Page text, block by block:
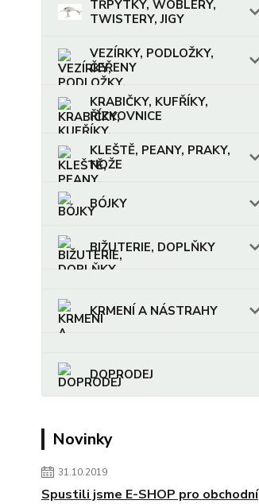
TŘPYTKY, WOBLERY,
TWISTERY, JIGY
VEZÍRKY, PODLOŽKY,
ČEŘENY
KRABIČKY, KUFŘÍKY,
ŘÍZKOVNICE
KLEŠTĚ, PEANY, PRAKY,
NOŽE
BÓJKY
BIŽUTERIE, DOPLŇKY
KRMENÍ A NÁSTRAHY
DOPRODEJ
Novinky
31.10.2019
Spustili jsme E-SHOP pro obchodní